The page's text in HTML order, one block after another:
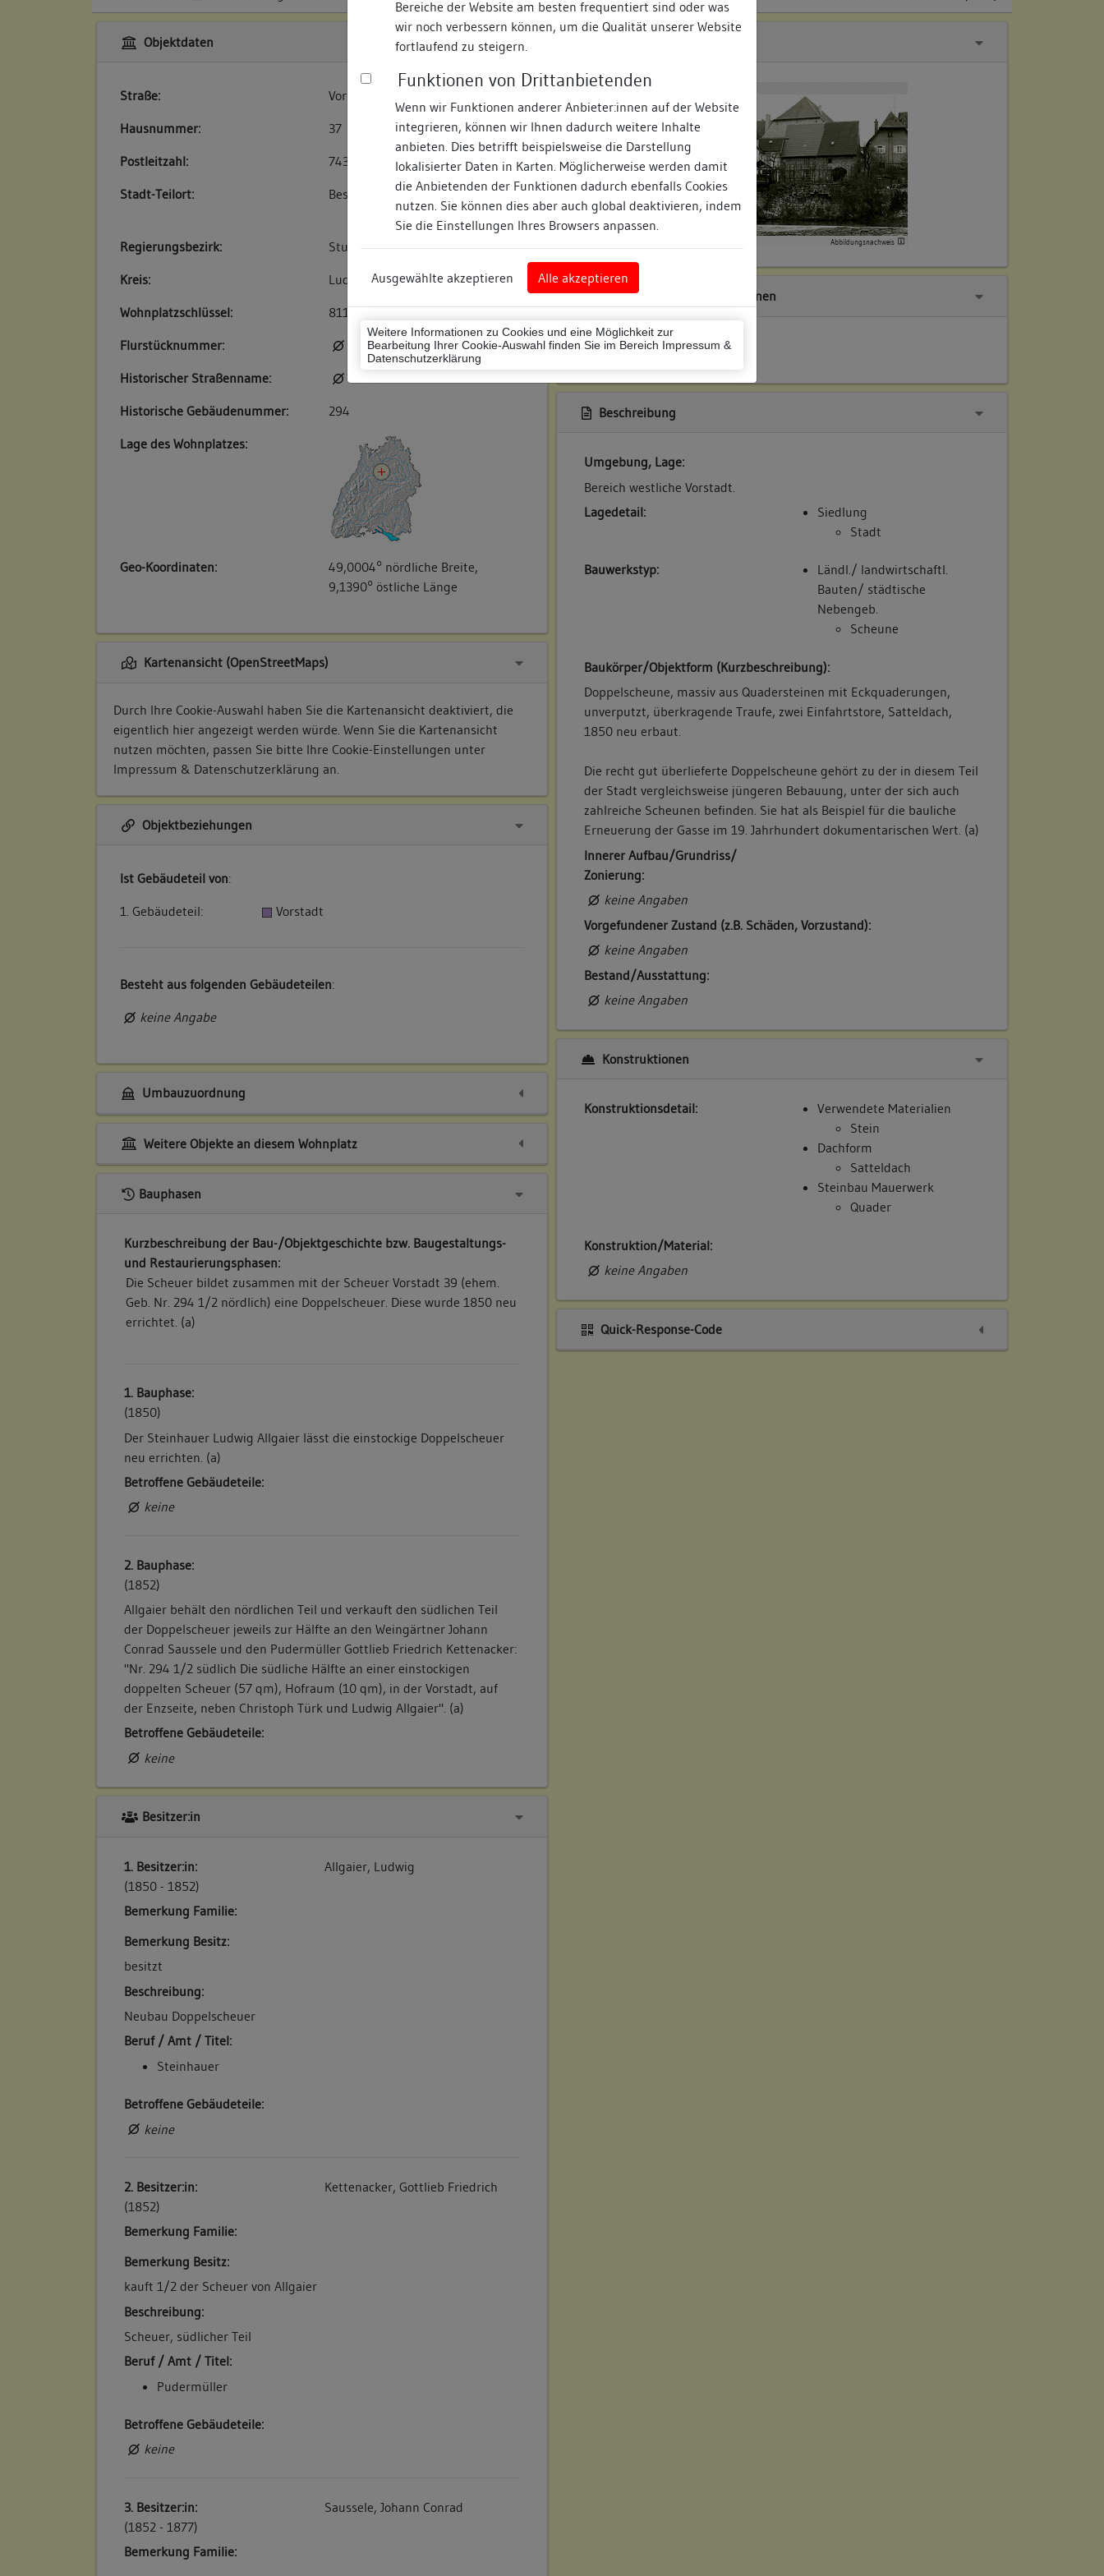
Bereiche der Website am besten frequentiert sind oder was
wir noch verbessern können, um die Qualität unserer Website
fortlaufend zu steigern.
Funktionen von Drittanbietenden
Wenn wir Funktionen anderer Anbieter:innen auf der Website
integrieren, können wir Ihnen dadurch weitere Inhalte
anbieten. Dies betrifft beispielsweise die Darstellung
lokalisierter Daten in Karten. Möglicherweise werden damit
die Anbietenden der Funktionen dadurch ebenfalls Cookies
nutzen. Sie können dies aber auch global deaktivieren, indem
Sie die Einstellungen Ihres Browsers anpassen.
Ausgewählte akzeptieren Alle akzeptieren
Weitere Informationen zu Cookies und eine Möglichkeit zur
Bearbeitung Ihrer Cookie-Auswahl finden Sie im Bereich Impressum &
Datenschutzerklärung
Objektdaten
Straße:
Vorstadt
Hausnummer:
37
Postleitzahl:
74354
Stadt-Teilort:
Besigheim
Regierungsbezirk:
Stuttgart
Kreis:
Ludwigsburg (Landkreis)
Wohnplatzschlüssel:
8118007001
Flurstücknummer:
keine
Historischer Straßenname:
keiner
Historische Gebäudenummer:
294
Lage des Wohnplatzes:
Geo-Koordinaten:
49,0004° nördliche Breite,
9,1390° östliche Länge
Kartenansicht (OpenStreetMaps)
Durch Ihre Cookie-Auswahl haben Sie die Kartenansicht deaktiviert, die
eigentlich hier angezeigt werden würde. Wenn Sie die Kartenansicht
nutzen möchten, passen Sie bitte Ihre Cookie-Einstellungen unter
Impressum & Datenschutzerklärung an.
Objektbeziehungen
Ist Gebäudeteil von:
1. Gebäudeteil:
Vorstadt
Besteht aus folgenden Gebäudeteilen:
keine Angabe
Umbauzuordnung
Weitere Objekte an diesem Wohnplatz
Bauphasen
Kurzbeschreibung der Bau-/Objektgeschichte bzw. Baugestaltungs-
und Restaurierungsphasen:
Die Scheuer bildet zusammen mit der Scheuer Vorstadt 39 (ehem.
Geb. Nr. 294 1/2 nördlich) eine Doppelscheuer. Diese wurde 1850 neu
errichtet. (a)
1. Bauphase:
(1850)
Der Steinhauer Ludwig Allgaier lässt die einstockige Doppelscheuer
neu errichten. (a)
Betroffene Gebäudeteile:
keine
2. Bauphase:
(1852)
Allgaier behält den nördlichen Teil und verkauft den südlichen Teil
der Doppelscheuer jeweils zur Hälfte an den Weingärtner Johann
Conrad Saussele und den Pudermüller Gottlieb Friedrich Kettenacker:
"Nr. 294 1/2 südlich Die südliche Hälfte an einer einstockigen
doppelten Scheuer (57 qm), Hofraum (10 qm), in der Vorstadt, auf
der Enzseite, neben Christoph Türk und Ludwig Allgaier". (a)
Betroffene Gebäudeteile:
keine
Besitzer:in
1. Besitzer:in:
(1850 - 1852)
Allgaier, Ludwig
Bemerkung Familie:
Bemerkung Besitz:
besitzt
Beschreibung:
Neubau Doppelscheuer
Beruf / Amt / Titel:
Steinhauer
Betroffene Gebäudeteile:
keine
2. Besitzer:in:
(1852)
Kettenacker, Gottlieb Friedrich
Bemerkung Familie:
Bemerkung Besitz:
kauft 1/2 der Scheuer von Allgaier
Beschreibung:
Scheuer, südlicher Teil
Beruf / Amt / Titel:
Pudermüller
Betroffene Gebäudeteile:
keine
3. Besitzer:in:
(1852 - 1877)
Saussele, Johann Conrad
Bemerkung Familie:
Abbildungsnachweis
Zugeordnete Dokumentationen
Besigheimer Häuserbuch
Beschreibung
Umgebung, Lage:
Bereich westliche Vorstadt.
Lagedetail:
Siedlung
Stadt
Bauwerkstyp:
Ländl./ landwirtschaftl.
Bauten/ städtische
Nebengeb.
Scheune
Baukörper/Objektform (Kurzbeschreibung):
Doppelscheune, massiv aus Quadersteinen mit Eckquaderungen,
unverputzt, überkragende Traufe, zwei Einfahrtstore, Satteldach,
1850 neu erbaut.
Die recht gut überlieferte Doppelscheune gehört zu der in diesem Teil
der Stadt vergleichsweise jüngeren Bebauung, unter der sich auch
zahlreiche Scheunen befinden. Sie hat als Beispiel für die bauliche
Erneuerung der Gasse im 19. Jahrhundert dokumentarischen Wert. (a)
Innerer Aufbau/Grundriss/
Zonierung:
keine Angaben
Vorgefundener Zustand (z.B. Schäden, Vorzustand):
keine Angaben
Bestand/Ausstattung:
keine Angaben
Konstruktionen
Konstruktionsdetail:
Verwendete Materialien
Stein
Dachform
Satteldach
Steinbau Mauerwerk
Quader
Konstruktion/Material:
keine Angaben
Quick-Response-Code